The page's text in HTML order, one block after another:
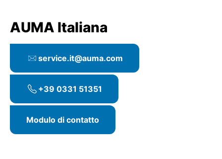
AUMA Italiana
service.it@auma.com
+39 0331 51351
Modulo di contatto